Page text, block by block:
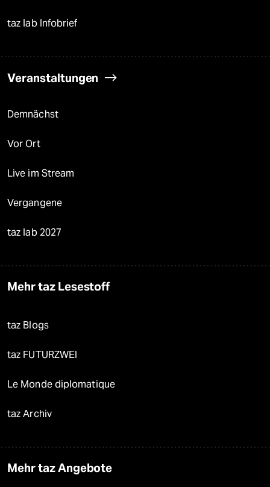
taz lab Infobrief
Veranstaltungen
Demnächst
Vor Ort
Live im Stream
Vergangene
taz lab 2027
Mehr taz Lesestoff
taz Blogs
taz FUTURZWEI
Le Monde diplomatique
taz Archiv
Mehr taz Angebote